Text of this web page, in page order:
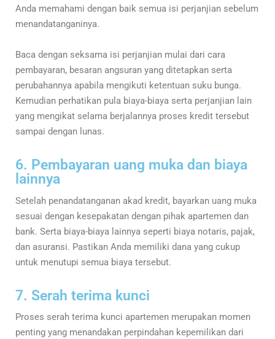
Anda memahami dengan baik semua isi perjanjian sebelum
menandatanganinya.
Baca dengan seksama isi perjanjian mulai dari cara
pembayaran, besaran angsuran yang ditetapkan serta
perubahannya apabila mengikuti ketentuan suku bunga.
Kemudian perhatikan pula biaya-biaya serta perjanjian lain
yang mengikat selama berjalannya proses kredit tersebut
sampai dengan lunas.
6. Pembayaran uang muka dan biaya
lainnya
Setelah penandatanganan akad kredit, bayarkan uang muka
sesuai dengan kesepakatan dengan pihak apartemen dan
bank. Serta biaya-biaya lainnya seperti biaya notaris, pajak,
dan asuransi. Pastikan Anda memiliki dana yang cukup
untuk menutupi semua biaya tersebut.
7. Serah terima kunci
Proses serah terima kunci apartemen merupakan momen
penting yang menandakan perpindahan kepemilikan dari